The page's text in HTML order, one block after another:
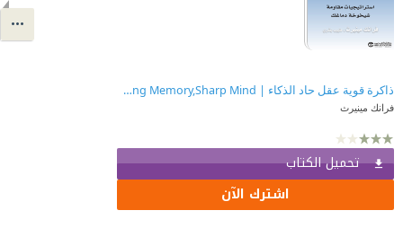
ذاكرة قوية عقل حاد الذكاء | ‎Strong Memory,Sharp Mind‎
فرانك مينيرث
تحميل الكتاب
اشترك الآن